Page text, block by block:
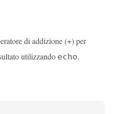
di addizione (+) per
utilizzando echo.